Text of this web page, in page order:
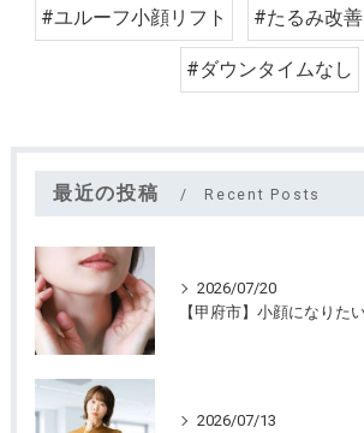
#ユルーフ小顔リフト #たるみ改善
#ダウンタイムなし
最近の投稿 Recent Posts
2026/07/20
2026/07/13